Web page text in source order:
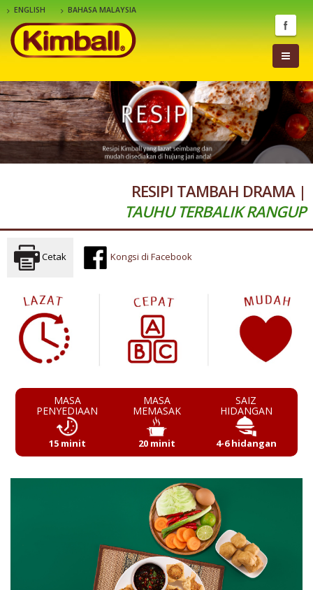
ENGLISH BAHASA MALAYSIA
RESIPI TAMBAH DRAMA |
TAUHU TERBALIK RANGUP
Cetak Kongsi di Facebook
MASA
PENYEDIAAN
15 minit
MASA
MEMASAK
20 minit
SAIZ
HIDANGAN
4-6 hidangan